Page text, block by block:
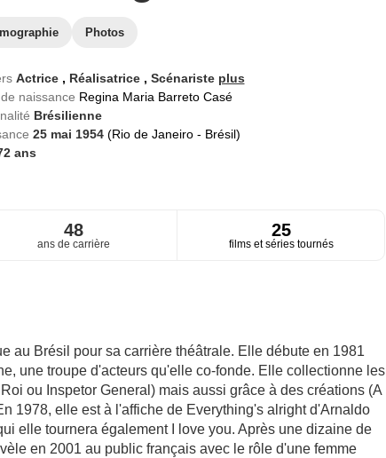
Photos
Actrice , Réalisatrice , Scénariste plus
naissance Regina Maria Barreto Casé
Brésilienne
25 mai 1954 (Rio de Janeiro - Brésil)
ans
48
ans de carrière
25
films et séries tournés
au Brésil pour sa carrière théâtrale. Elle débute en 1981
une troupe d'acteurs qu'elle co-fonde. Elle collectionne les
ou Inspetor General) mais aussi grâce à des créations (A
1978, elle est à l'affiche de Everything's alright d'Arnaldo
elle tournera également I love you. Après une dizaine de
en 2001 au public français avec le rôle d'une femme